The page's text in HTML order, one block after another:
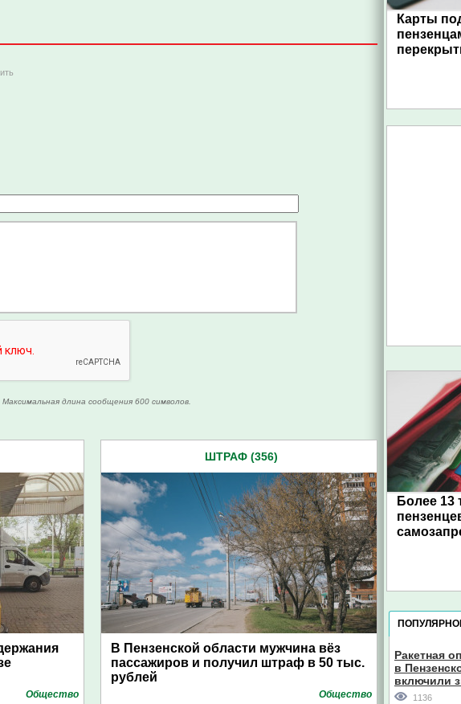
Максимальная длина сообщения 600 символов.
Общество
ШТРАФ (356)
В Пензенской области мужчина вёз
пассажиров и получил штраф в 50 тыс.
рублей
Общество
Карты
Более 13
Ракетная
в
включили
оповещение
1136